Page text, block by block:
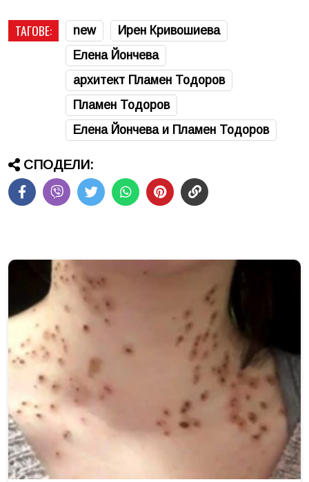
ТАГОВЕ: new
Ирен Кривошиева
Елена Йончева
архитект Пламен Тодоров
Пламен Тодоров
Елена Йончева и Пламен Тодоров
СПОДЕЛИ: